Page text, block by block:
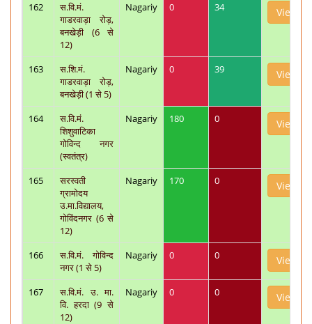
162
स.वि.मं.
गाडरवाड़ा रोड़,
बनखेड़ी (6 से
12)
Nagariy 0 34 View
163
स.शि.मं.
गाडरवाड़ा रोड़,
बनखेड़ी (1 से 5)
Nagariy 0 39 View
164
स.वि.मं.
शिशुवाटिका
गोविन्द नगर
(स्वतंत्र)
Nagariy 180 0 View
165
सरस्वती
ग्रामोदय
उ.मा.विद्यालय,
गोविंदनगर (6 से
12)
Nagariy 170 0 View
166
स.वि.मं. गोविन्द
नगर (1 से 5)
Nagariy 0 0 View
167
स.वि.मं. उ. मा.
वि. हरदा (9 से
12)
Nagariy 0 0 View